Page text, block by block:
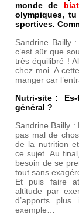
monde de
olympiques,
sportives.
Sandrine Bailly
c’est sûr que
très équilibré !
chez moi. A
manger car
Nutri-site : Es-
général ?
Sandrine Bailly :
pas mal de
de la nutrition
ce sujet. Au
besoin de se
tout sans
Et puis faire
altitude par
d’apports
exemple…